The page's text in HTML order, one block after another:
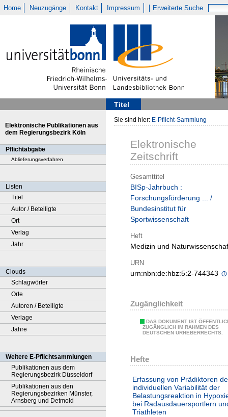
Home Neuzugänge Kontakt Impressum Erweiterte Suche
Titel
Elektronische Publikationen aus
dem Regierungsbezirk Köln
Pflichtabgabe
Ablieferungsverfahren
Listen
Titel
Autor / Beteiligte
Ort
Verlag
Jahr
Clouds
Schlagwörter
Orte
Autoren / Beteiligte
Verlage
Jahre
Weitere E-Pflichtsammlungen
Publikationen aus dem
Regierungsbezirk Düsseldorf
Publikationen aus den
Regierungsbezirken Münster,
Arnsberg und Detmold
Sie sind hier: E-Pflicht-Sammlung
Elektronische
Zeitschrift
Gesamttitel
BISp-Jahrbuch :
Forschungsförderung ... /
Bundesinstitut für
Sportwissenschaft
Heft
Medizin und
URN
urn:nbn:de:hbz:5:2-744343
Zugänglichkeit
DAS DOKUMENT IST
ZUGÄNGLICH IM RAHMEN DES
DEUTSCHEN URHEBERRECHTS.
Hefte
Erfassung von Prädiktoren
individuellen Variabilität der
Belastungsreaktion in
bei Radausdauersportlern
Triathleten